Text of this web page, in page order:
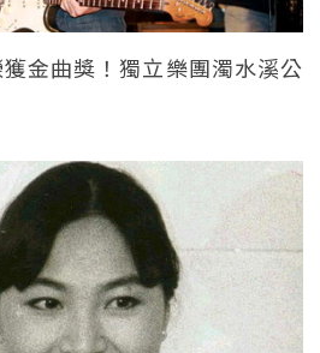
金曲獎！獨立樂團濁水溪公